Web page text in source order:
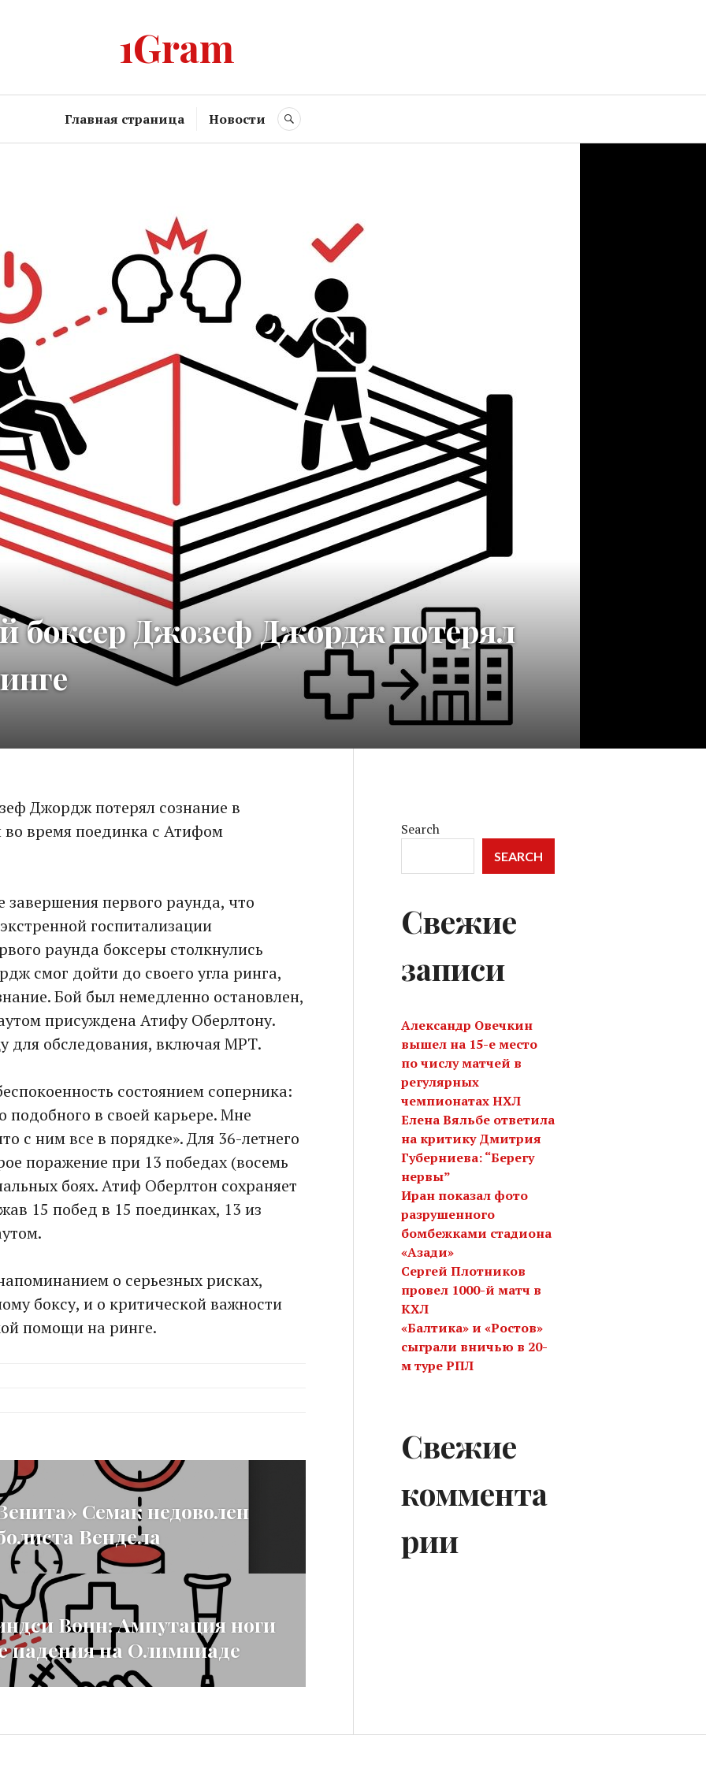
1Gram
Главная страница Новости SEARCH
боксер Джозеф Джордж потерял
Джордж потерял сознание в
время поединка с Атифом
первого раунда, что
госпитализации
раунда боксеры столкнулись
смог дойти до своего угла ринга,
Бой был немедленно остановлен,
присуждена Атифу Оберлтону.
для обследования, включая МРТ.
состоянием соперника:
подобного в своей карьере. Мне
с ним все в порядке». Для 36-летнего
поражение при 13 победах (восемь
боях. Атиф Оберлтон сохраняет
15 побед в 15 поединках, 13 из
о серьезных рисках,
боксу, и о критической важности
помощи на ринге.
Семак недоволен
Вендела
Вонн: Ампутация ноги
падения на Олимпиаде
Search
SEARCH
Свежие
записи
Александр Овечкин
вышел на 15-е место
по числу матчей в
регулярных
чемпионатах НХЛ
Елена Вяльбе ответила
на критику Дмитрия
Губерниева: “Берегу
нервы”
Иран показал фото
разрушенного
бомбежками стадиона
«Азади»
Сергей Плотников
провел 1000-й матч в
КХЛ
«Балтика» и «Ростов»
сыграли вничью в 20-
м туре РПЛ
Свежие
коммента
рии